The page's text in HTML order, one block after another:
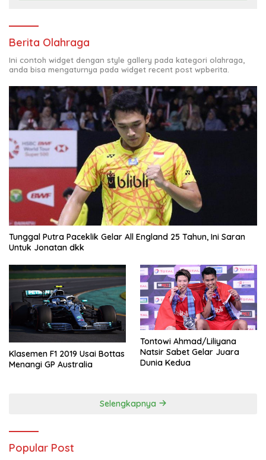
Berita Olahraga
Ini contoh widget dengan style gallery pada kategori olahraga,
anda bisa mengaturnya pada widget recent post wpberita.
Tunggal Putra Paceklik Gelar All England 25 Tahun, Ini Saran
Untuk Jonatan dkk
Klasemen F1 2019 Usai Bottas
Menangi GP Australia
Tontowi Ahmad/Liliyana
Natsir Sabet Gelar Juara
Dunia Kedua
Selengkapnya
Popular Post